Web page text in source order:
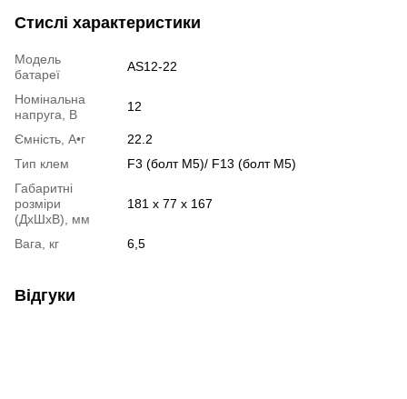
Стислі характеристики
Модель
батареї
AS12-22
Номінальна
напруга, В
12
Ємність, А•г
22.2
Тип клем
F3 (болт М5)/ F13 (болт М5)
Габаритні
розміри
(ДхШхВ), мм
181 х 77 х 167
Вага, кг 6,5
Відгуки